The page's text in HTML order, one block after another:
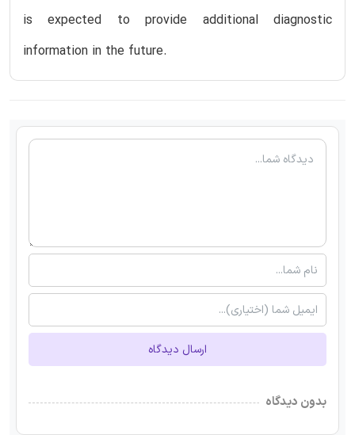
is expected to provide additional diagnostic
information in the future.
ارسال دیدگاه
بدون دیدگاه